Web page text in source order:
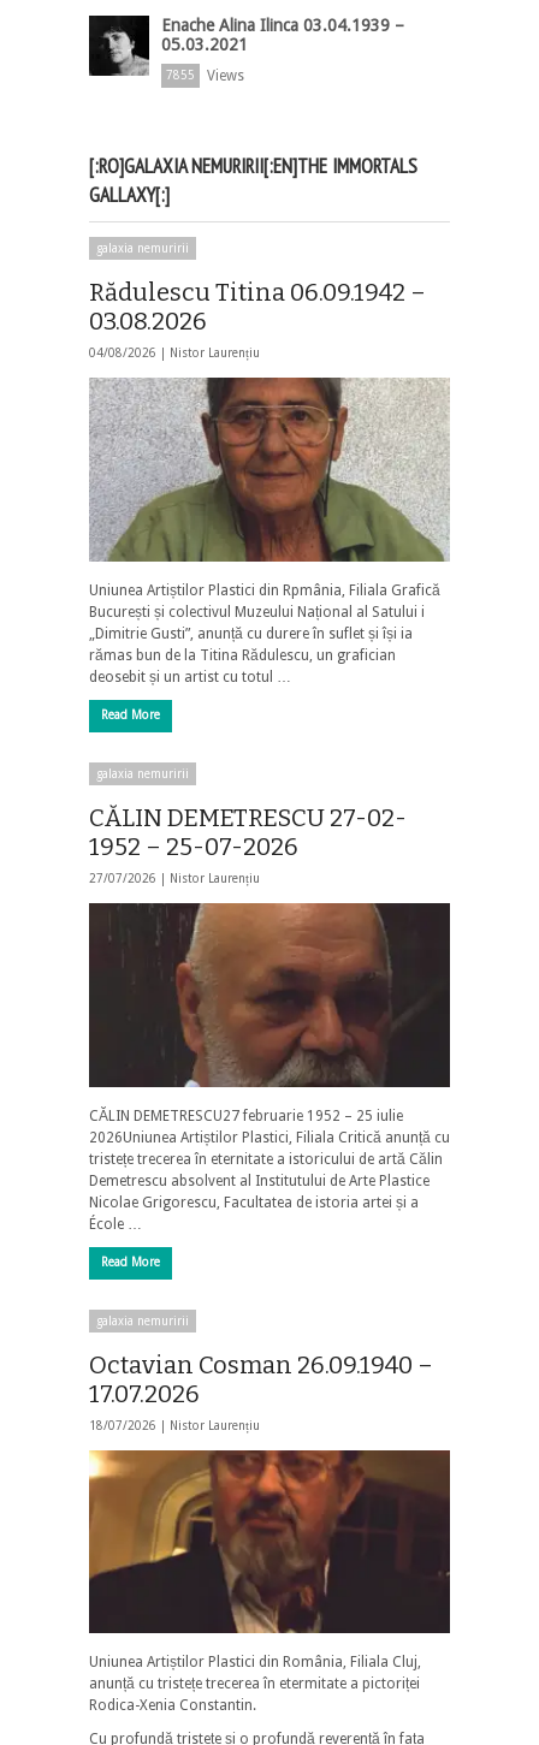
Enache Alina Ilinca 03.04.1939 –
05.03.2021
7855 Views
[:RO]GALAXIA NEMURIRII[:EN]THE IMMORTALS
GALLAXY[:]
galaxia nemuririi
Rădulescu Titina 06.09.1942 –
03.08.2026
04/08/2026 | Nistor Laurențiu
Uniunea Artiștilor Plastici din Rpmânia, Filiala Grafică
București și colectivul Muzeului Național al Satului i
„Dimitrie Gusti”, anunță cu durere în suflet și își ia
rămas bun de la Titina Rădulescu, un grafician
deosebit și un artist cu totul …
Read More
galaxia nemuririi
CĂLIN DEMETRESCU 27-02-
1952 – 25-07-2026
27/07/2026 | Nistor Laurențiu
CĂLIN DEMETRESCU27 februarie 1952 – 25 iulie
2026Uniunea Artiștilor Plastici, Filiala Critică anunță cu
tristețe trecerea în eternitate a istoricului de artă Călin
Demetrescu absolvent al Institutului de Arte Plastice
Nicolae Grigorescu, Facultatea de istoria artei și a
École …
Read More
galaxia nemuririi
Octavian Cosman 26.09.1940 –
17.07.2026
18/07/2026 | Nistor Laurențiu
Uniunea Artiștilor Plastici din România, Filiala Cluj,
anunță cu tristețe trecerea în etermitate a pictoriței
Rodica-Xenia Constantin.
Cu profundă tristețe și o profundă reverență în fața